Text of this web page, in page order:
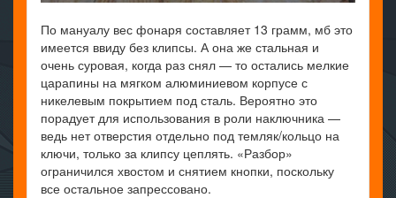
По мануалу вес фонаря составляет 13 грамм, мб это
имеется ввиду без клипсы. А она же стальная и
очень суровая, когда раз снял — то остались мелкие
царапины на мягком алюминиевом корпусе с
никелевым покрытием под сталь. Вероятно это
порадует для использования в роли наключника —
ведь нет отверстия отдельно под темляк/кольцо на
ключи, только за клипсу цеплять. «Разбор»
ограничился хвостом и снятием кнопки, поскольку
все остальное запрессовано.